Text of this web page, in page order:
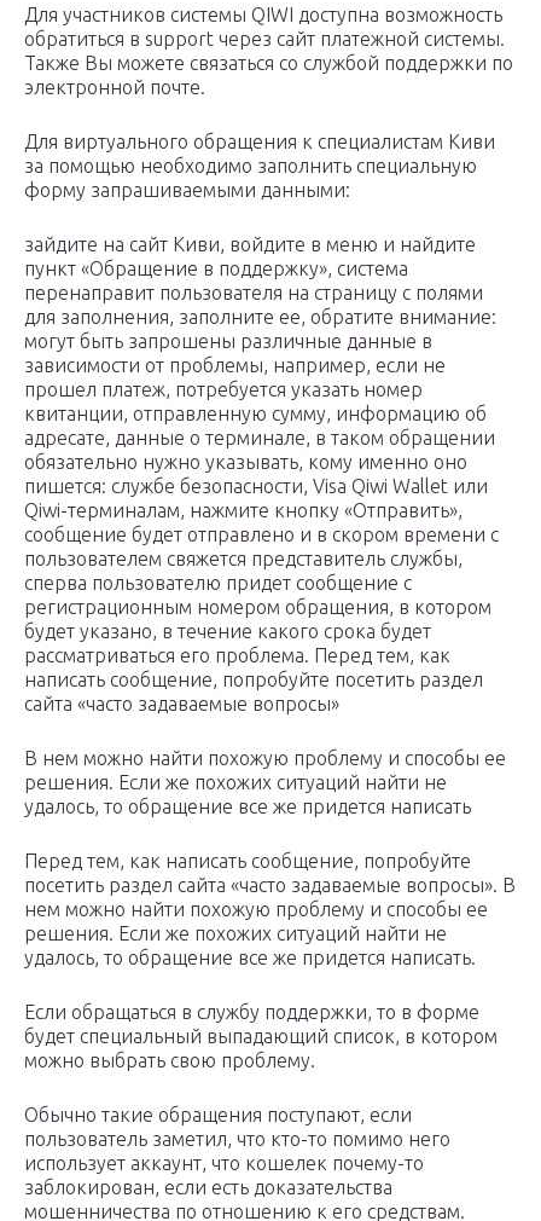
Для участников системы QIWI доступна возможность
обратиться в support через сайт платежной системы.
Также Вы можете связаться со службой поддержки по
электронной почте.
Для виртуального обращения к специалистам Киви
за помощью необходимо заполнить специальную
форму запрашиваемыми данными:
зайдите на сайт Киви, войдите в меню и найдите
пункт «Обращение в поддержку», система
перенаправит пользователя на страницу с полями
для заполнения, заполните ее, обратите внимание:
могут быть запрошены различные данные в
зависимости от проблемы, например, если не
прошел платеж, потребуется указать номер
квитанции, отправленную сумму, информацию об
адресате, данные о терминале, в таком обращении
обязательно нужно указывать, кому именно оно
пишется: службе безопасности, Visa Qiwi Wallet или
Qiwi-терминалам, нажмите кнопку «Отправить»,
сообщение будет отправлено и в скором времени с
пользователем свяжется представитель службы,
сперва пользователю придет сообщение с
регистрационным номером обращения, в котором
будет указано, в течение какого срока будет
рассматриваться его проблема. Перед тем, как
написать сообщение, попробуйте посетить раздел
сайта «часто задаваемые вопросы»
В нем можно найти похожую проблему и способы ее
решения. Если же похожих ситуаций найти не
удалось, то обращение все же придется написать
Перед тем, как написать сообщение, попробуйте
посетить раздел сайта «часто задаваемые вопросы». В
нем можно найти похожую проблему и способы ее
решения. Если же похожих ситуаций найти не
удалось, то обращение все же придется написать.
Если обращаться в службу поддержки, то в форме
будет специальный выпадающий список, в котором
можно выбрать свою проблему.
Обычно такие обращения поступают, если
пользователь заметил, что кто-то помимо него
использует аккаунт, что кошелек почему-то
заблокирован, если есть доказательства
мошенничества по отношению к его средствам.